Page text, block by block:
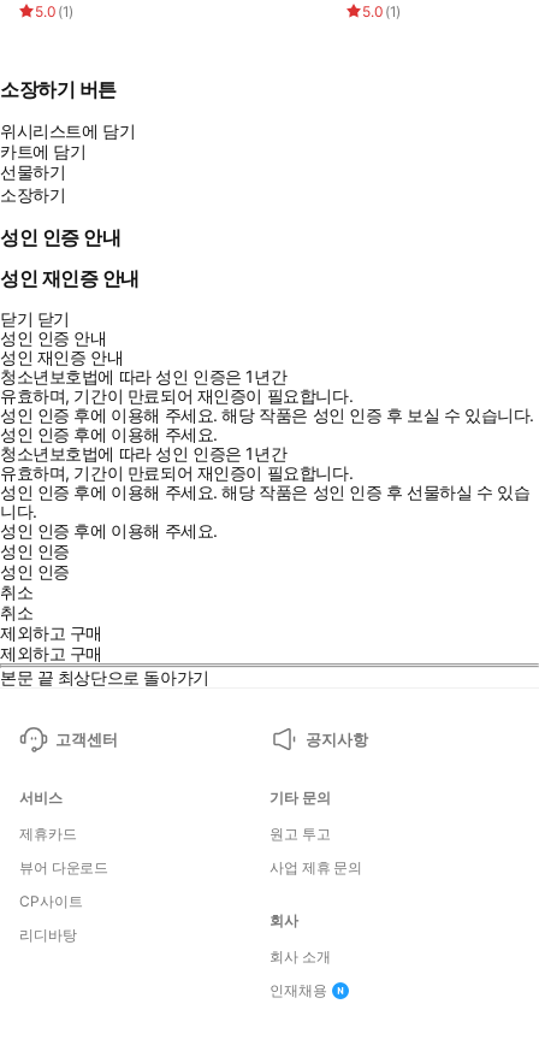
5.0 (1) 5.0 (1)
소장하기 버튼
위시리스트에 담기
카트에 담기
선물하기
소장하기
성인 인증 안내
성인 재인증 안내
닫기 닫기
성인 인증 안내
성인 재인증 안내
청소년보호법에 따라 성인 인증은 1년간
유효하며, 기간이 만료되어 재인증이 필요합니다.
성인 인증 후에 이용해 주세요.해당 작품은 성인 인증 후 보실 수 있습니다.
성인 인증 후에 이용해 주세요.
청소년보호법에 따라 성인 인증은 1년간
유효하며, 기간이 만료되어 재인증이 필요합니다.
성인 인증 후에 이용해 주세요.해당 작품은 성인 인증 후 선물하실 수 있습
니다.
성인 인증 후에 이용해 주세요.
성인 인증
성인 인증
취소
취소
제외하고 구매
제외하고 구매
본문 끝 최상단으로 돌아가기
고객센터 공지사항
서비스
제휴카드
뷰어 다운로드
CP사이트
리디바탕
기타 문의
원고 투고
사업 제휴 문의
회사
회사 소개
인재채용